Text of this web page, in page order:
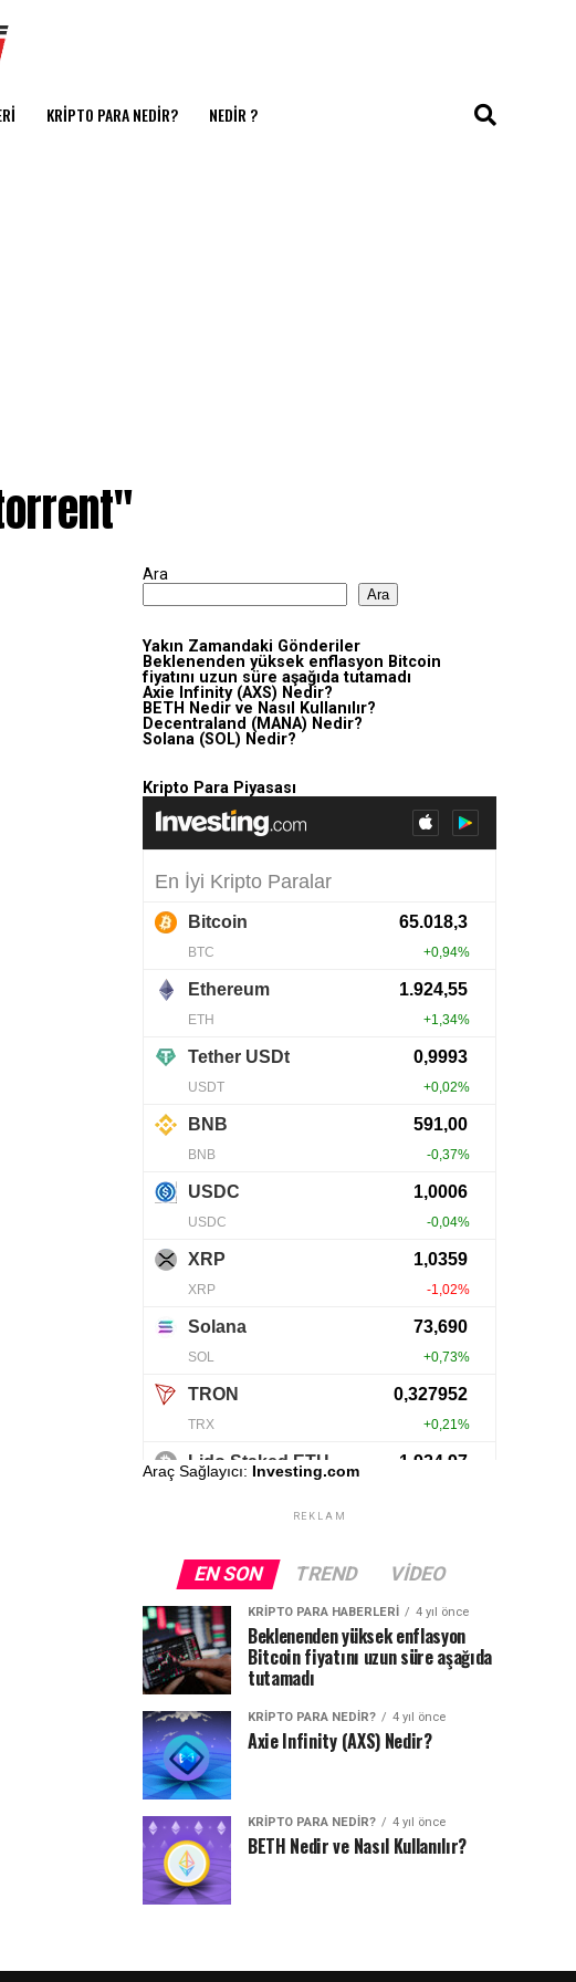
KRIPTO PARA NEDIR? NEDIR ?
Ara
Ara
Yakın Zamandaki Gönderiler
Beklenenden yüksek enflasyon Bitcoin
fiyatını uzun süre aşağıda tutamadı
Axie Infinity (AXS) Nedir?
BETH Nedir ve Nasıl Kullanılır?
Decentraland (MANA) Nedir?
Solana (SOL) Nedir?
Kripto Para Piyasası
Araç Sağlayıcı: Investing.com
REKLAM
EN SON TREND VIDEO
KRIPTO PARA HABERLERI 4 yıl önce
Beklenenden yüksek enflasyon
Bitcoin fiyatını uzun süre aşağıda
tutamadı
KRIPTO PARA NEDIR? 4 yıl önce
Axie Infinity (AXS) Nedir?
KRIPTO PARA NEDIR? 4 yıl önce
BETH Nedir ve Nasıl Kullanılır?